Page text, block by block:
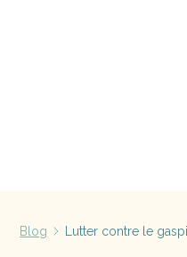
Blog Lutter contre le